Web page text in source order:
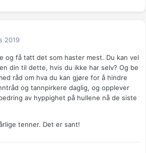
2019
og få tatt det som haster mest. Du kan vel
din til dette, hvis du ikke har selv? Og be
råd om hva du kan gjøre for å hindre
og tannpirkere daglig, og opplever
av hyppighet på hullene nå de siste
tenner. Det er sant!